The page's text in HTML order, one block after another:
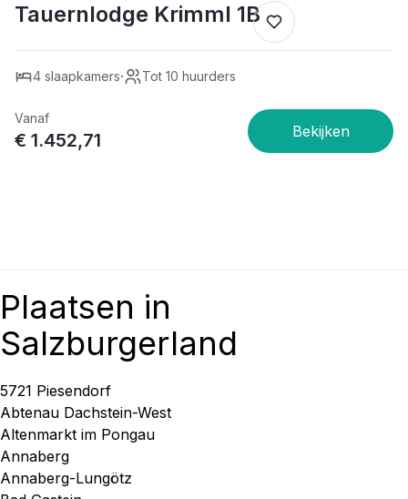
Tauernlodge Krimml 1B
4 slaapkamers· Tot 10 huurders
Vanaf
€ 1.452,71
Plaatsen in
Salzburgerland
5721 Piesendorf
Abtenau Dachstein-West
Altenmarkt im Pongau
Annaberg
Annaberg-Lungötz